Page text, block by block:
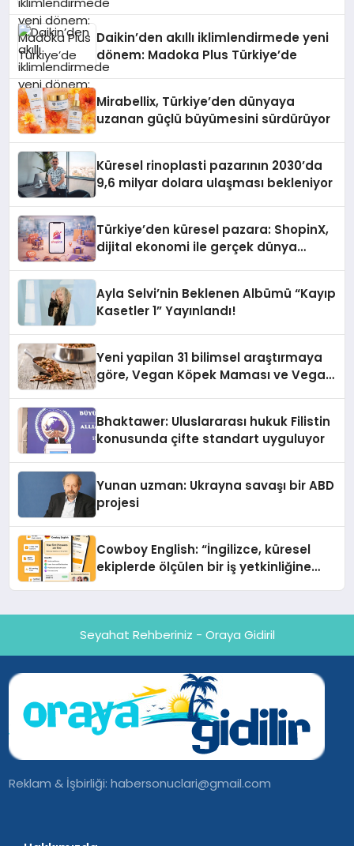
Daikin’den akıllı iklimlendirmede yeni
dönem: Madoka Plus Türkiye’de
Mirabellix, Türkiye’den dünyaya
uzanan güçlü büyümesini sürdürüyor
Küresel rinoplasti pazarının 2030’da
9,6 milyar dolara ulaşması bekleniyor
Türkiye’den küresel pazara: ShopinX,
dijital ekonomi ile gerçek dünya
Ayla Selvi’nin Beklenen Albümü “Kayıp
Kasetler 1” Yayınlandı!
Yeni yapilan 31 bilimsel araştırmaya
göre, Vegan Köpek Maması ve Vegan
Bhaktawer: Uluslararası hukuk Filistin
konusunda çifte standart uyguluyor
Yunan uzman: Ukrayna savaşı bir ABD
projesi
Cowboy English: “İngilizce, küresel
ekiplerde ölçülen bir iş yetkinliğine
Seyahat Rehberiniz - Oraya Gidiril
Reklam & İşbirliği:habersonuclari@gmail.com